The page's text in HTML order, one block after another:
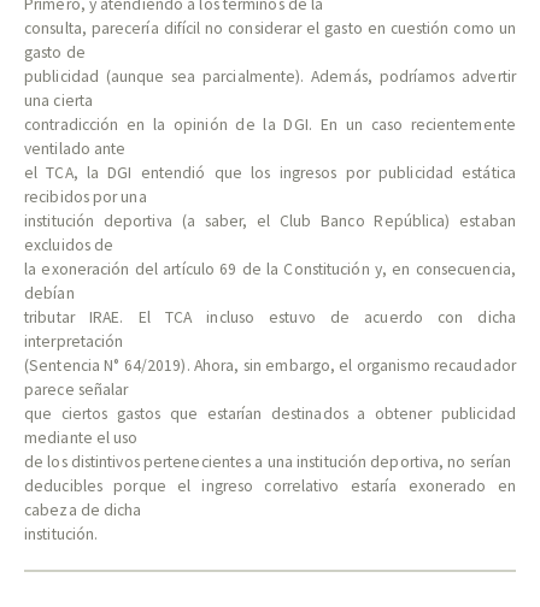
Primero, y atendiendo a los términos de la
consulta, parecería difícil no considerar el gasto en cuestión como un
gasto de
publicidad (aunque sea parcialmente). Además, podríamos advertir
una cierta
contradicción en la opinión de la DGI. En un caso recientemente
ventilado ante
el TCA, la DGI entendió que los ingresos por publicidad estática
recibidos por una
institución deportiva (a saber, el Club Banco República) estaban
excluidos de
la exoneración del artículo 69 de la Constitución y, en consecuencia,
debían
tributar IRAE. El TCA incluso estuvo de acuerdo con dicha
interpretación
(Sentencia N° 64/2019). Ahora, sin embargo, el organismo recaudador
parece señalar
que ciertos gastos que estarían destinados a obtener publicidad
mediante el uso
de los distintivos pertenecientes a una institución deportiva, no serían
deducibles porque el ingreso correlativo estaría exonerado en
cabeza de dicha
institución.